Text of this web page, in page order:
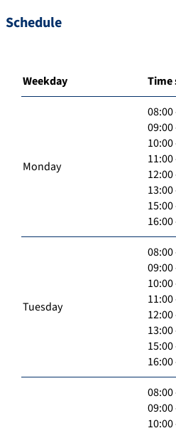
Schedule
Weekday Time
Monday
08:00
09:00
Tuesday
08:00
09:00
08:00
09:00